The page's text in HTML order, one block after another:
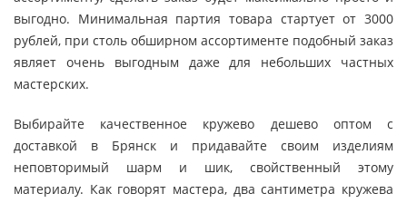
выгодно. Минимальная партия товара стартует от 3000
рублей, при столь обширном ассортименте подобный заказ
являет очень выгодным даже для небольших частных
мастерских.
Выбирайте качественное кружево дешево оптом с
доставкой в Брянск и придавайте своим изделиям
неповторимый шарм и шик, свойственный этому
материалу. Как говорят мастера, два сантиметра кружева